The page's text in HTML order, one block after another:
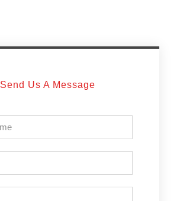
Send Us A Message